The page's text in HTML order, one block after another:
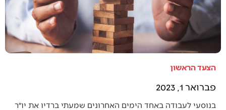
הצעד הראשון
פברואר 1, 2023
בנוסעי לעבודה באחד הימים האחרונים שמעתי ברדיו את יו״ר